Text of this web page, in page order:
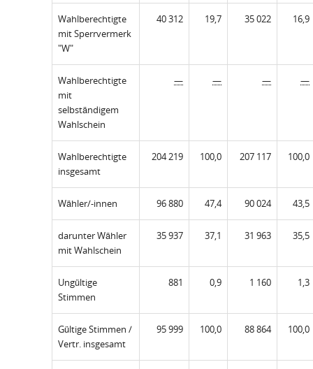
Wahlberechtigte
mit Sperrvermerk
"W"
40 312 19,7 35 022 16,9
Wahlberechtigte
mit
selbständigem
Wahlschein
— — — —
Wahlberechtigte
insgesamt
204 219 100,0 207 117 100,0
Wähler/-innen 96 880 47,4 90 024 43,5
darunter Wähler
mit Wahlschein
35 937 37,1 31 963 35,5
Ungültige
Stimmen
881 0,9 1 160 1,3
Gültige Stimmen /
Vertr. insgesamt
95 999 100,0 88 864 100,0